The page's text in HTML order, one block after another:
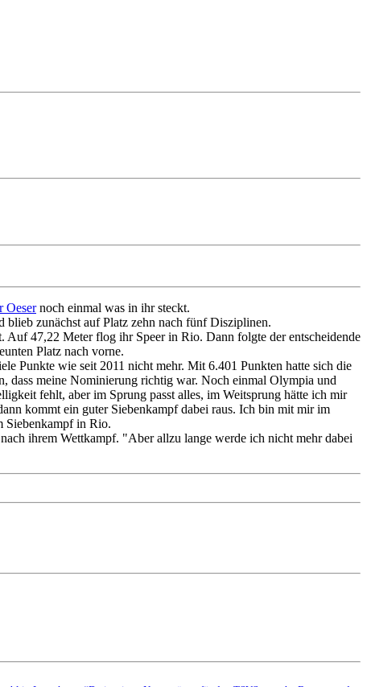
Oesernoch einmal was in ihr steckt.
blieb zunächst auf Platz zehn nach fünf Disziplinen.
Auf 47,22 Meter flog ihr Speer in Rio. Dann folgte der entscheidende
Platz nach vorne.
Punkte wie seit 2011 nicht mehr. Mit 6.401 Punkten hatte sich die
dass meine Nominierung richtig war. Noch einmal Olympia und
fehlt, aber im Sprung passt alles, im Weitsprung hätte ich mir
kommt ein guter Siebenkampf dabei raus. Ich bin mit mir im
Siebenkampf in Rio.
ihrem Wettkampf. "Aber allzu lange werde ich nicht mehr dabei